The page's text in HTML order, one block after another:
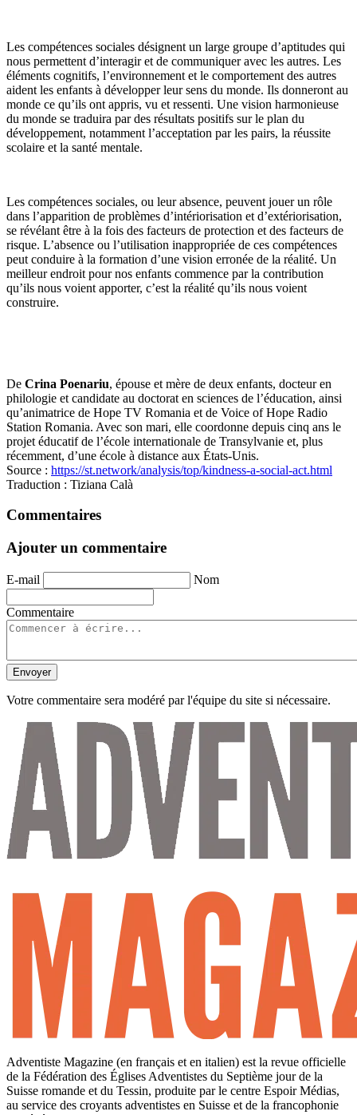
Les compétences sociales désignent un large groupe d’aptitudes qui
nous permettent d’interagir et de communiquer avec les autres. Les
éléments cognitifs, l’environnement et le comportement des autres
aident les enfants à développer leur sens du monde. Ils donneront au
monde ce qu’ils ont appris, vu et ressenti. Une vision harmonieuse
du monde se traduira par des résultats positifs sur le plan du
développement, notamment l’acceptation par les pairs, la réussite
scolaire et la santé mentale.
Les compétences sociales, ou leur absence, peuvent jouer un rôle
dans l’apparition de problèmes d’intériorisation et d’extériorisation,
se révélant être à la fois des facteurs de protection et des facteurs de
risque. L’absence ou l’utilisation inappropriée de ces compétences
peut conduire à la formation d’une vision erronée de la réalité. Un
meilleur endroit pour nos enfants commence par la contribution
qu’ils nous voient apporter, c’est la réalité qu’ils nous voient
construire.
De Crina Poenariu, épouse et mère de deux enfants, docteur en
philologie et candidate au doctorat en sciences de l’éducation, ainsi
qu’animatrice de Hope TV Romania et de Voice of Hope Radio
Station Romania. Avec son mari, elle coordonne depuis cinq ans le
projet éducatif de l’école internationale de Transylvanie et, plus
récemment, d’une école à distance aux États-Unis.
Source : https://st.network/analysis/top/kindness-a-social-act.html
Traduction : Tiziana Calà
Commentaires
Ajouter un commentaire
E-mail Nom
Commentaire
Envoyer
Votre commentaire sera modéré par l'équipe du site si nécessaire.
Adventiste Magazine (en français et en italien) est la revue officielle
de la Fédération des Églises Adventistes du Septième jour de la
Suisse romande et du Tessin, produite par le centre Espoir Médias,
au service des croyants adventistes en Suisse et de la francophonie